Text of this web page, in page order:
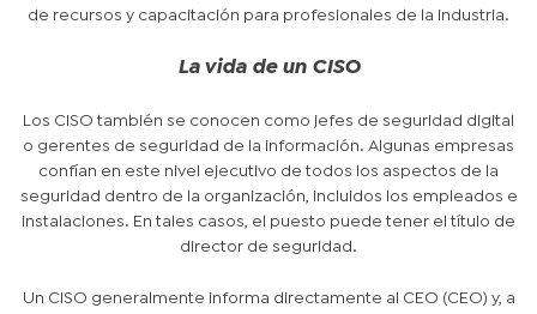
de recursos y capacitación para profesionales de la industria.
La vida de un CISO
Los CISO también se conocen como jefes de seguridad digital
o gerentes de seguridad de la información. Algunas empresas
confían en este nivel ejecutivo de todos los aspectos de la
seguridad dentro de la organización, incluidos los empleados e
instalaciones. En tales casos, el puesto puede tener el título de
director de seguridad.
Un CISO generalmente informa directamente al CEO (CEO) y, a